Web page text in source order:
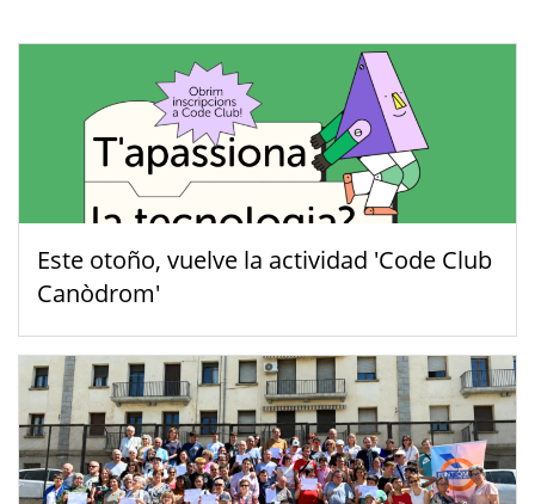
Este otoño, vuelve la actividad 'Code Club
Canòdrom'